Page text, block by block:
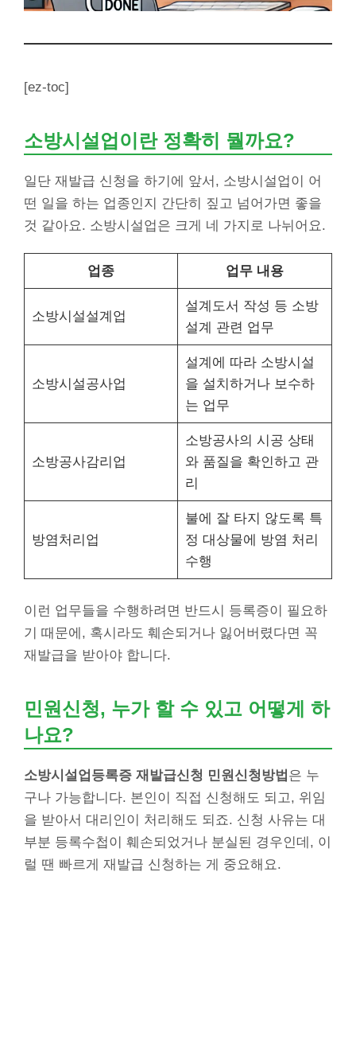
[ez-toc]
소방시설업이란 정확히 뭘까요?
일단 재발급 신청을 하기에 앞서, 소방시설업이 어
떤 일을 하는 업종인지 간단히 짚고 넘어가면 좋을
것 같아요. 소방시설업은 크게 네 가지로 나뉘어요.
업종 업무 내용
소방시설설계업
설계도서 작성 등 소방
설계 관련 업무
소방시설공사업
설계에 따라 소방시설
을 설치하거나 보수하
는 업무
소방공사감리업
소방공사의 시공 상태
와 품질을 확인하고 관
리
방염처리업
불에 잘 타지 않도록 특
정 대상물에 방염 처리
수행
이런 업무들을 수행하려면 반드시 등록증이 필요하
기 때문에, 혹시라도 훼손되거나 잃어버렸다면 꼭
재발급을 받아야 합니다.
민원신청, 누가 할 수 있고 어떻게 하
나요?
소방시설업등록증 재발급신청 민원신청방법 은 누
구나 가능합니다. 본인이 직접 신청해도 되고, 위임
을 받아서 대리인이 처리해도 되죠. 신청 사유는 대
부분 등록수첩이 훼손되었거나 분실된 경우인데, 이
럴 땐 빠르게 재발급 신청하는 게 중요해요.